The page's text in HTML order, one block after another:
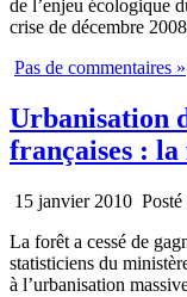
de l’enjeu écologique
crise de décembre
Pas de commentaires »
Urbanisation
françaises :
15 janvier 2010 Posté
La forêt a cessé de
statisticiens du
à l’urbanisation